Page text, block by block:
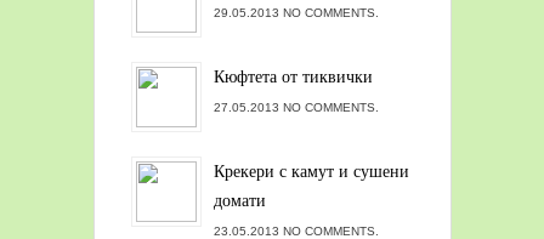
29.05.2013 NO COMMENTS.
Кюфтета от тиквички
27.05.2013 NO COMMENTS.
Крекери с камут и сушени
домати
23.05.2013 NO COMMENTS.